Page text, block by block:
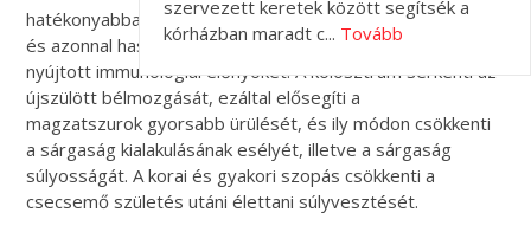
hatékonyabban tudja jelezni, hogy mikor szeretne szopni,
és azonnal hasznosíthatja az előtej (kolosztrum) által
nyújtott immunológiai előnyöket. A kolosztrum serkenti az
újszülött bélmozgását, ezáltal elősegíti a
magzatszurok gyorsabb ürülését, és ily módon csökkenti
a sárgaság kialakulásának esélyét, illetve a sárgaság
súlyosságát. A korai és gyakori szopás csökkenti a
csecsemő születés utáni élettani súlyvesztését.
szervezett keretek között segítsék a
kórházban maradt c... Tovább